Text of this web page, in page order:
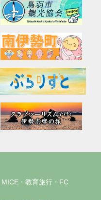
MICE・教育旅行・FC